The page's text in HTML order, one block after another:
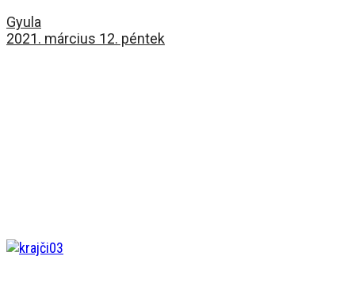
Gyula
2021. március 12. péntek